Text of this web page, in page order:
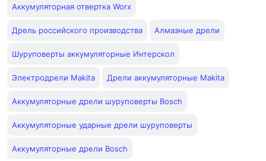
Аккумуляторная отвертка Worx
Дрель российского производства Алмазные дрели
Шуруповерты аккумуляторные Интерскол
Электродрели Makita Дрели аккумуляторные Makita
Аккумуляторные дрели шуруповерты Bosch
Аккумуляторные ударные дрели шуруповерты
Аккумуляторные дрели Bosch